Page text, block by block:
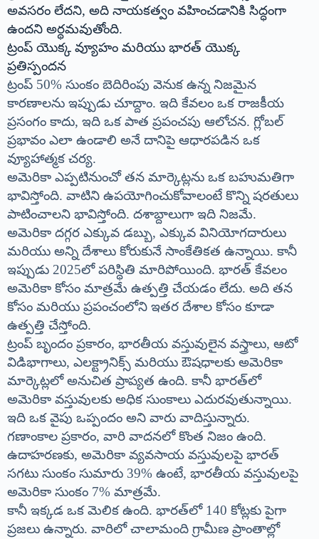
అవసరం లేదని, అది నాయకత్వం వహించడానికి సిద్ధంగా
ఉందని అర్థమవుతోంది.
ట్రంప్ యొక్క వ్యూహం మరియు భారత్ యొక్క
ప్రతిస్పందన
ట్రంప్ 50% సుంకం బెదిరింపు వెనుక ఉన్న నిజమైన
కారణాలను ఇప్పుడు చూద్దాం. ఇది కేవలం ఒక రాజకీయ
ప్రసంగం కాదు, ఇది ఒక పాత ప్రపంచపు ఆలోచన. గ్లోబల్
ప్రభావం ఎలా ఉండాలి అనే దానిపై ఆధారపడిన ఒక
వ్యూహాత్మక చర్య.
అమెరికా ఎప్పటినుంచో తన మార్కెట్లను ఒక బహుమతిగా
భావిస్తోంది. వాటిని ఉపయోగించుకోవాలంటే కొన్ని షరతులు
పాటించాలని భావిస్తోంది. దశాబ్దాలుగా ఇది నిజమే.
అమెరికా దగ్గర ఎక్కువ డబ్బు, ఎక్కువ వినియోగదారులు
మరియు అన్ని దేశాలు కోరుకునే సాంకేతికత ఉన్నాయి. కానీ
ఇప్పుడు 2025లో పరిస్థితి మారిపోయింది. భారత్ కేవలం
అమెరికా కోసం మాత్రమే ఉత్పత్తి చేయడం లేదు. అది తన
కోసం మరియు ప్రపంచంలోని ఇతర దేశాల కోసం కూడా
ఉత్పత్తి చేస్తోంది.
ట్రంప్ బృందం ప్రకారం, భారతీయ వస్తువులైన వస్త్రాలు, ఆటో
విడిభాగాలు, ఎలక్ట్రానిక్స్ మరియు ఔషధాలకు అమెరికా
మార్కెట్లలో అనుచిత ప్రాప్యత ఉంది. కానీ భారత్‌లో
అమెరికా వస్తువులకు అధిక సుంకాలు ఎదురవుతున్నాయి.
ఇది ఒక వైపు ఒప్పందం అని వారు వాదిస్తున్నారు.
గణాంకాల ప్రకారం, వారి వాదనలో కొంత నిజం ఉంది.
ఉదాహరణకు, అమెరికా వ్యవసాయ వస్తువులపై భారత్
సగటు సుంకం సుమారు 39% ఉంటే, భారతీయ వస్తువులపై
అమెరికా సుంకం 7% మాత్రమే.
కానీ ఇక్కడ ఒక మెలిక ఉంది. భారత్‌లో 140 కోట్లకు పైగా
ప్రజలు ఉన్నారు. వారిలో చాలామంది గ్రామీణ ప్రాంతాల్లో